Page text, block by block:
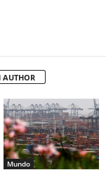
AUTHOR
Mundo